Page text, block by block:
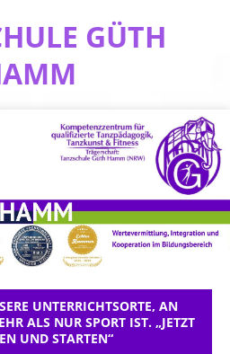
GÜTH
UNTERRICHTSORTE, AN
ALS NUR SPORT IST. „JETZT
UND STARTEN“